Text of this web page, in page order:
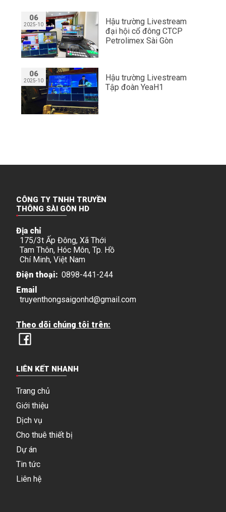
06
2025-10
Hậu trường Livestream
đại hội cổ đông CTCP
Petrolimex Sài Gòn
06
2025-10
Hậu trường Livestream
Tập đoàn YeaH1
CÔNG TY TNHH TRUYỀN
THÔNG SÀI GÒN HD
Địa chỉ
175/3t Ấp Đông, Xã Thới
Tam Thôn, Hóc Môn, Tp. Hồ
Chí Minh, Việt Nam
Điện thoại: 0898-441-244
Email
truyenthongsaigonhd@gmail.com
Theo dõi chúng tôi trên:
LIÊN KẾT NHANH
Trang chủ
Giới thiệu
Dịch vụ
Cho thuê thiết bị
Dự án
Tin tức
Liên hệ